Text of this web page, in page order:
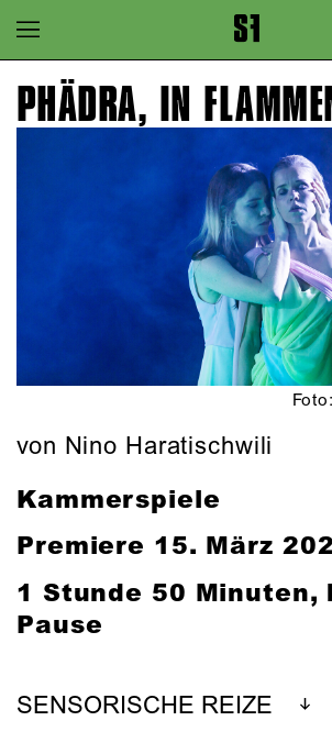
Zur Hauptnavigation
Zum Hauptinhalt springen
Zum Footer springen
PHÄDRA, IN
von Nino Haratischwili
Kammerspiele
Premiere 15. März
1 Stunde 50 Minuten,
Pause
SENSORISCHE REIZE